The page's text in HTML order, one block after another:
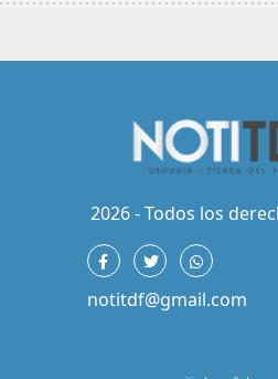
2026 - Todos los
notitdf@gmail.com